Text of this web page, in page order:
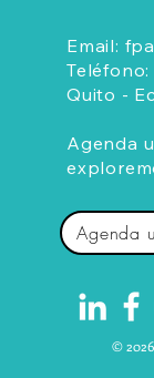
Email:
Teléfono:
Quito -
Agenda
Agenda
©